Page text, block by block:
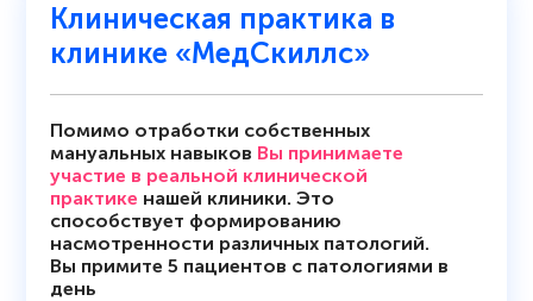
Клиническая практика в
клинике «МедСкиллс»
Помимо отработки собственных
мануальных навыков Вы принимаете
участие в реальной клинической
практике нашей клиники. Это
способствует формированию
насмотренности различных патологий.
Вы примите 5 пациентов с патологиями в
день